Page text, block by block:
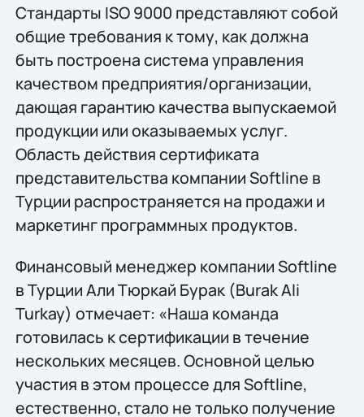
Стандарты ISO 9000 представляют собой
общие требования к тому, как должна
быть построена система управления
качеством предприятия/организации,
дающая гарантию качества выпускаемой
продукции или оказываемых услуг.
Область действия сертификата
представительства компании Softline в
Турции распространяется на продажи и
маркетинг программных продуктов.
Финансовый менеджер компании Softline
в Турции Али Тюркай Бурак (Burak Ali
Turkay) отмечает: «Наша команда
готовилась к сертификации в течение
нескольких месяцев. Основной целью
участия в этом процессе для Softline,
естественно, стало не только получение